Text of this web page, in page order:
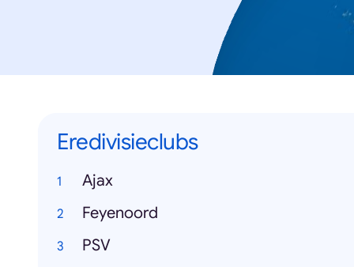
Eredivisieclubs
Ajax
Feyenoord
PSV